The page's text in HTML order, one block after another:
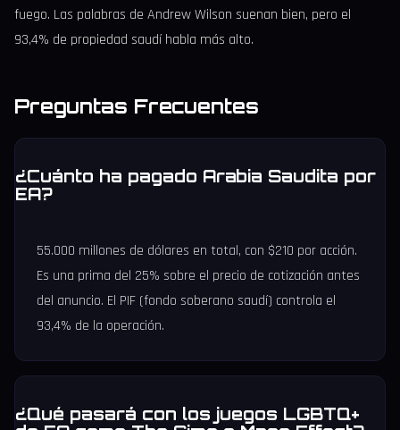
fuego. Las palabras de Andrew Wilson suenan bien, pero el
93,4% de propiedad saudí habla más alto.
Preguntas Frecuentes
¿Cuánto ha pagado Arabia Saudita por
EA?
55.000 millones de dólares en total, con $210 por acción.
Es una prima del 25% sobre el precio de cotización antes
del anuncio. El PIF (fondo soberano saudí) controla el
93,4% de la operación.
¿Qué pasará con los juegos LGBTQ+